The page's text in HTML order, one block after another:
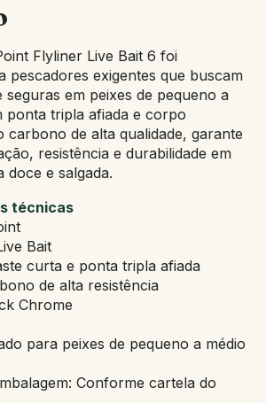
Flyliner Live Bait 6 foi
pescadores exigentes que buscam
seguras em peixes de pequeno a
ponta tripla afiada e corpo
carbono de alta qualidade, garante
resistência e durabilidade em
doce e salgada.
técnicas
Bait
curta e ponta tripla afiada
de alta resistência
Chrome
para peixes de pequeno a médio
Conforme cartela do